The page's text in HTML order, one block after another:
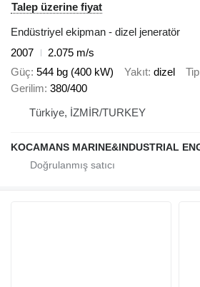
Talep üzerine fiyat
Endüstriyel ekipman - dizel jeneratör
2007
2.075 m/s
Güç 544 bg (400 kW) Yakıt dizel Tip
Gerilim 380/400
Türkiye, İZMİR/TURKEY
KOCAMANS MARINE&INDUSTRIAL